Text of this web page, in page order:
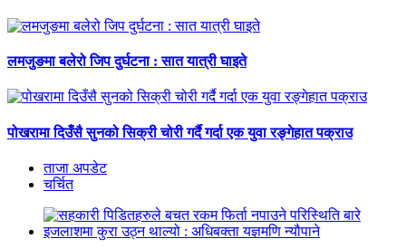
लमजुङमा बलेरो जिप दुर्घटना : सात यात्री घाइते
पोखरामा दिउँसै सुनको सिक्री चोरी गर्दै गर्दा एक युवा रङ्गेहात पक्राउ
ताजा अपडेट
चर्चित